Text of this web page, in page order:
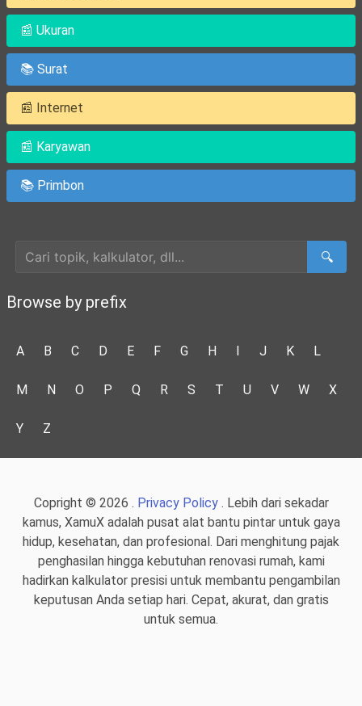
📰 Ukuran
📚 Surat
📰 Internet
📰 Karyawan
📚 Primbon
🔍
Browse by prefix
A B C D E F G H I J K L
M N O P Q R S T U V W X
Y Z
Copright © 2026 . Privacy Policy. Lebih dari sekadar
kamus, XamuX adalah pusat alat bantu pintar untuk gaya
hidup, kesehatan, dan profesional. Dari menghitung pajak
penghasilan hingga kebutuhan renovasi rumah, kami
hadirkan kalkulator presisi untuk membantu pengambilan
keputusan Anda setiap hari. Cepat, akurat, dan gratis
untuk semua.